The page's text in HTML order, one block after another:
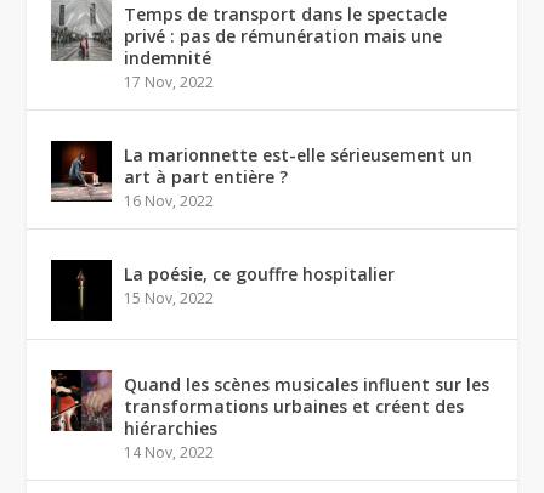
Temps de transport dans le spectacle
privé : pas de rémunération mais une
indemnité
17 Nov, 2022
La marionnette est-elle sérieusement un
art à part entière ?
16 Nov, 2022
La poésie, ce gouffre hospitalier
15 Nov, 2022
Quand les scènes musicales influent sur les
transformations urbaines et créent des
hiérarchies
14 Nov, 2022